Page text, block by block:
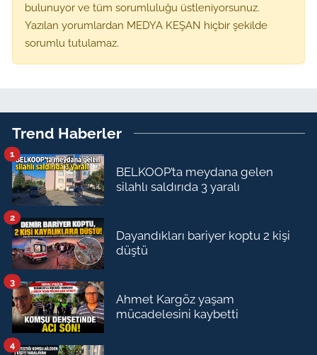
bulunuyor ve tüm sorumluluğu üstleniyorsunuz.
Yazılan yorumlardan MEDYA KEŞAN hiçbir şekilde
sorumlu tutulamaz.
Trend Haberler
BELKOOP’ta meydana gelen
silahlı saldırıda 3 yaralı
1
Dayandıkları bariyer koptu 2 kişi
düştü
2
Ahmet Kargöz yaşam
mücadelesini kaybetti
3
4